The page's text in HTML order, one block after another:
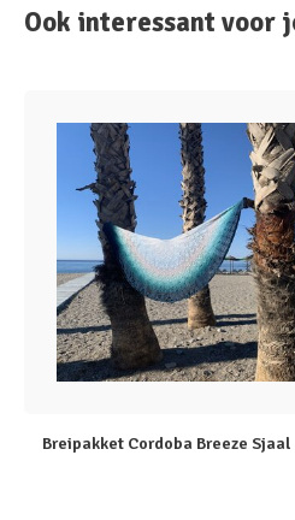
Ook interessant voor
Breipakket Cordoba Breeze Sjaal